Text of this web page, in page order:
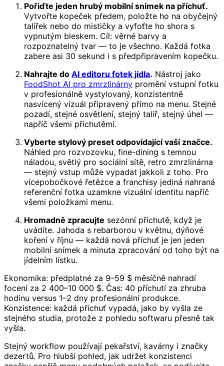
Pořiďte jeden hrubý mobilní snímek na příchuť.
Vytvořte kopeček předem, položte ho na obyčejný
talířek nebo do mističky a vyfoťte ho shora s
vypnutým bleskem. Cíl: věrné barvy a
rozpoznatelný tvar — to je všechno. Každá fotka
zabere asi 30 sekund i s předpřipravením kopečku.
Nahrajte do AI editoru fotek jídla. Nástroj jako
FoodShot AI pro zmrzlinárny promění vstupní fotku
v profesionálně vystylovaný, konzistentně
nasvícený vizuál připravený přímo na menu. Stejné
pozadí, stejné osvětlení, stejný talíř, stejný úhel —
napříč všemi příchutěmi.
Vyberte stylový preset odpovídající vaší značce.
Náhled pro rozvozovku, fine-dining s temnou
náladou, světlý pro sociální sítě, retro zmrzlinárna
— stejný vstup může vypadat jakkoli z toho. Pro
vícepobočkové řetězce a franchisy jediná nahraná
referenční fotka uzamkne vizuální identitu napříč
všemi položkami menu.
Hromadně zpracujte sezónní příchutě, když je
uvádíte. Jahoda s rebarborou v květnu, dýňové
koření v říjnu — každá nová příchuť je jen jeden
mobilní snímek a minuta zpracování od toho být na
jídelním lístku.
Ekonomika: předplatné za 9–59 $ měsíčně nahradí
focení za 2 400–10 000 $. Čas: 40 příchutí za zhruba
hodinu versus 1–2 dny profesionální produkce.
Konzistence: každá příchuť vypadá, jako by vyšla ze
stejného studia, protože z pohledu softwaru přesně tak
vyšla.
Stejný workflow používají pekařství, kavárny i značky
dezertů. Pro hlubší pohled, jak udržet konzistenci